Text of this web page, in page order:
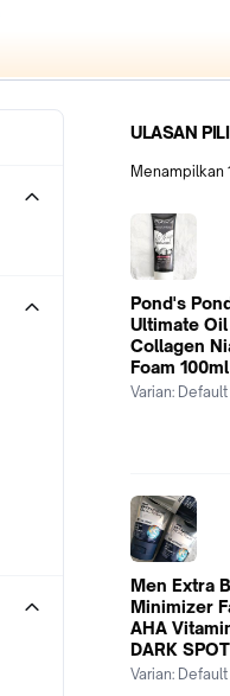
ULASAN
Menampilkan
Pond's
Ultimate
Collagen
Foam
Varian: Default
Men Extra
Minimizer
AHA
DARK
Varian: Default